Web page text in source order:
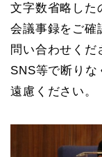
k
文字数省略した
会議事録をご確
問い合わせくだ
SNS等で断り
遠慮ください。